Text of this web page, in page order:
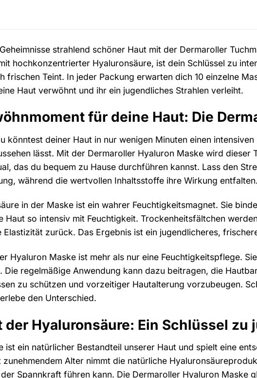
strahlend schöner Haut mit der Dermaroller
hochkonzentrierter Hyaluronsäure, ist dein Schlüssel zu
frischen Teint. In jeder Packung erwarten dich 10 einzelne
Haut verwöhnt und ihr ein jugendliches Strahlen verleiht.
für deine Haut: Die
könntest deiner Haut in nur wenigen Minuten einen
lässt. Mit der Dermaroller Hyaluron Maske wird dieser
das du bequem zu Hause durchführen kannst. Lass den
während die wertvollen Inhaltsstoffe ihre Wirkung entfalten.
in der Maske ist ein wahrer Feuchtigkeitsmagnet. Sie
Haut so intensiv mit Feuchtigkeit. Trockenheitsfältchen
Elastizität zurück. Das Ergebnis ist ein jugendlicheres,
Hyaluron Maske ist mehr als nur eine Feuchtigkeitspflege.
Die regelmäßige Anwendung kann dazu beitragen, die
zu schützen und vorzeitiger Hautalterung vorzubeugen.
den Unterschied.
der Hyaluronsäure: Ein Schlüssel zu
ist ein natürlicher Bestandteil unserer Haut und spielt eine
zunehmendem Alter nimmt die natürliche
Spannkraft führen kann. Die Dermaroller Hyaluron Maske